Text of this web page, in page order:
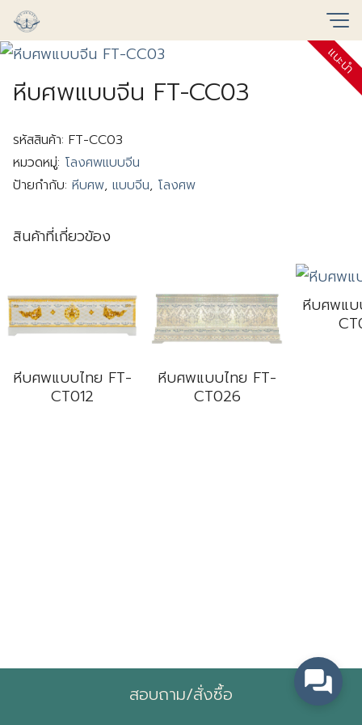
Skip
to
content
แนะนำ
หีบศพแบบจีน FT-CC03
สอบถาม/สั่งซื้อ
รหัสสินค้า: FT-CC03
หมวดหมู่: โลงศพแบบจีน
ป้ายกำกับ: หีบศพ, แบบจีน, โลงศพ
สินค้าที่เกี่ยวข้อง
หีบศพแบบไทย FT-
CT012
หีบศพแบบไทย FT-
CT026
หีบศพแบ